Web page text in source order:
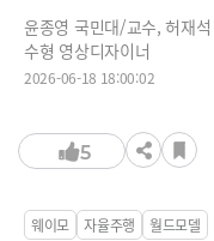
윤종영 국민대/교수, 허재
수형 영상디자이너
2026-06-18 18:00:02
5
웨이모 자율주행 월드모델